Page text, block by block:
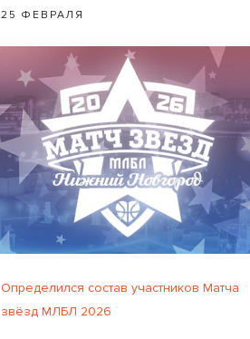
25 ФЕВРАЛЯ
Определился состав участников Матча
звёзд МЛБЛ 2026